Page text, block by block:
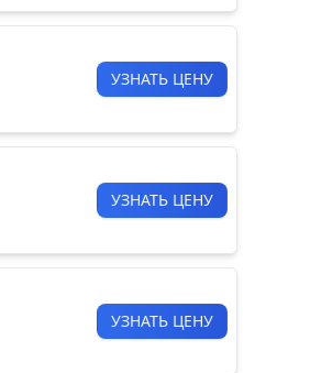
УЗНАТЬ ЦЕНУ
УЗНАТЬ ЦЕНУ
УЗНАТЬ ЦЕНУ